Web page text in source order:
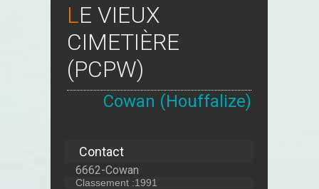
LE VIEUX
CIMETIÈRE
(PCPW)
Cowan (Houffalize)
Contact
6662-Cowan
Classement :1991